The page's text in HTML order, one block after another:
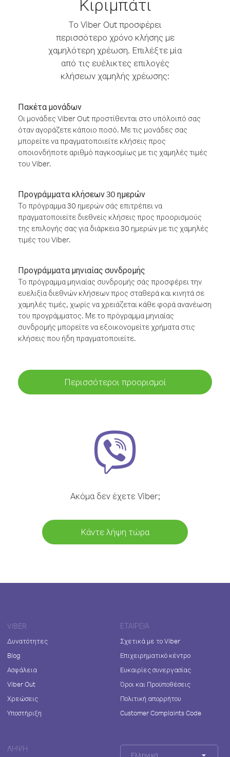
Κιριμπάτι
Το Viber Out προσφέρει
περισσότερο χρόνο κλήσης με
χαμηλότερη χρέωση. Επιλέξτε μία
από τις ευέλικτες επιλογές
κλήσεων χαμηλής χρέωσης:
Πακέτα μονάδων
Οι μονάδες Viber Out προστίθενται στο υπόλοιπό σας
όταν αγοράζετε κάποιο ποσό. Με τις μονάδες σας
μπορείτε να πραγματοποιείτε κλήσεις προς
οποιονδήποτε αριθμό παγκοσμίως με τις χαμηλές τιμές
του Viber.
Προγράμματα κλήσεων 30 ημερών
Το πρόγραμμα 30 ημερών σάς επιτρέπει να
πραγματοποιείτε διεθνείς κλήσεις προς προορισμούς
της επιλογής σας για διάρκεια 30 ημερών με τις χαμηλές
τιμές του Viber.
Προγράμματα μηνιαίας συνδρομής
Το πρόγραμμα μηνιαίας συνδρομής σάς προσφέρει την
ευελιξία διεθνών κλήσεων προς σταθερά και κινητά σε
χαμηλές τιμές, χωρίς να χρειάζεται κάθε φορά ανανέωση
του προγράμματος. Με το πρόγραμμα μηνιαίας
συνδρομής μπορείτε να εξοικονομείτε χρήματα στις
κλήσεις που ήδη πραγματοποιείτε.
Περισσότεροι προορισμοί
Ακόμα δεν έχετε Viber;
Κάντε λήψη τώρα
VIBER
Δυνατότητες
Blog
Ασφάλεια
Viber Out
Χρεώσεις
Υποστήριξη
ΕΤΑΙΡΕΊΑ
Σχετικά με το Viber
Επιχειρηματικό κέντρο
Ευκαιρίες συνεργασίας
Όροι και Προϋποθέσεις
Πολιτική απορρήτου
Customer Complaints Code
ΛΉΨΗ
Ελληνικά